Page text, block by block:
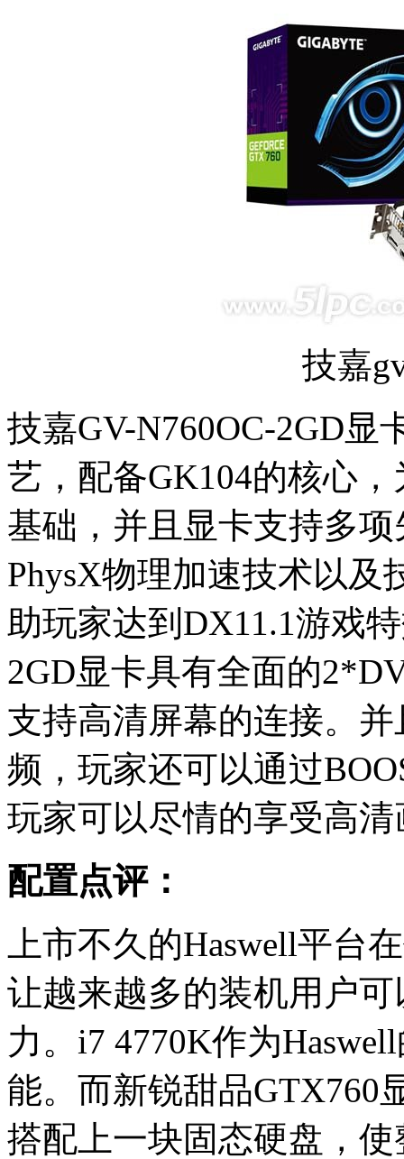
技嘉
技嘉GV-N760OC-2GD显
艺，配备GK104的核心
基础，并且显卡支持多
PhysX物理加速技术以
助玩家达到DX11.1游戏
2GD显卡具有全面的
支持高清屏幕的连接。
频，玩家还可以通过
玩家可以尽情的享受高
配置点评：
上市不久的Haswell平台
让越来越多的装机用户
力。i7 4770K作为
能。而新锐甜品GTX760
搭配上一块固态硬盘，